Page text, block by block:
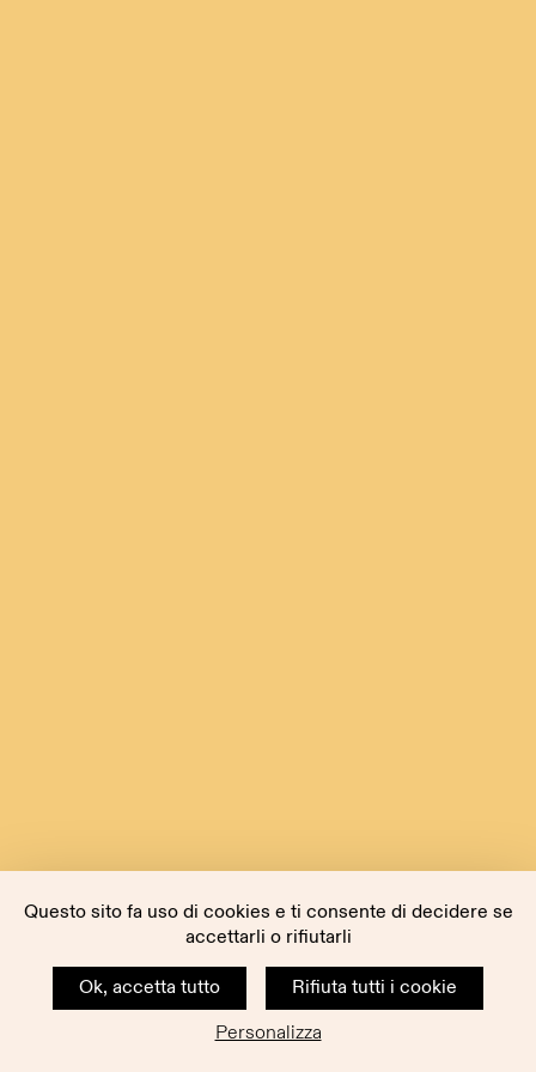
Questo sito fa uso di cookies e ti consente di decidere se
accettarli o rifiutarli
Ok, accetta tutto
Rifiuta tutti i cookie
Personalizza